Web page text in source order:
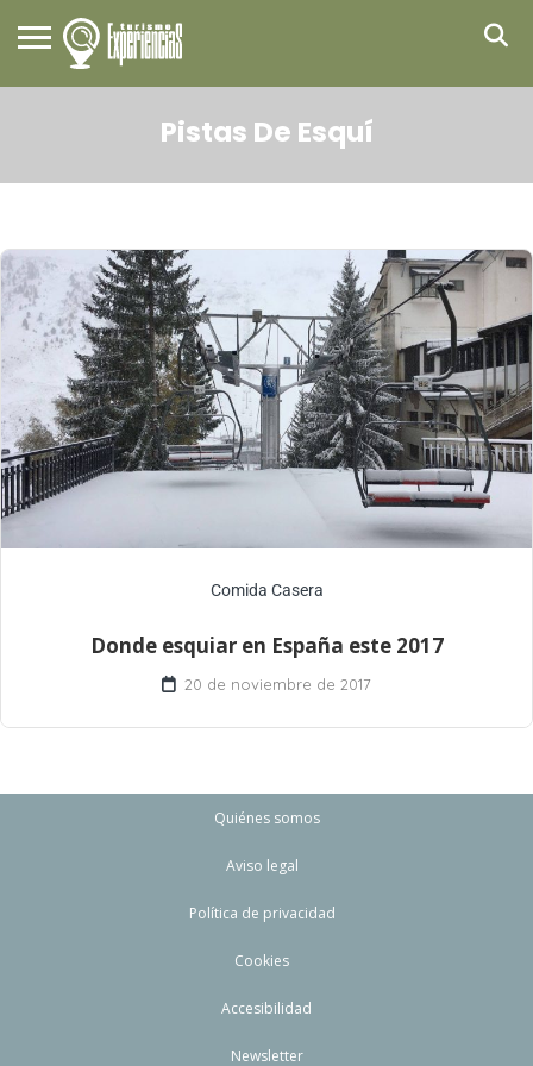
Pistas De Esquí
Comida Casera
Donde esquiar en España este 2017
20 de noviembre de 2017
Quiénes somos
Aviso legal
Política de privacidad
Cookies
Accesibilidad
Newsletter